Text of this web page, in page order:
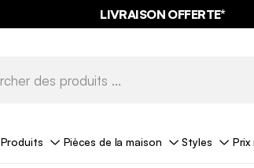
LIVRAISON OFFERTE*
Produits Pièces de la maison Styles Prix